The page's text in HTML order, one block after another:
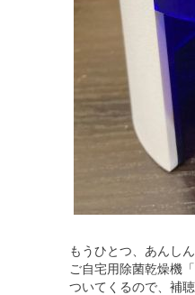
もうひとつ、あんし
ご自宅用除菌乾燥機
ついてくるので、補